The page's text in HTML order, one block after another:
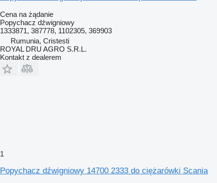
Cena na żądanie
Popychacz dźwigniowy
1333871, 387778, 1102305, 369903
Rumunia, Cristesti
ROYAL DRU AGRO S.R.L.
Kontakt z dealerem
1
Popychacz dźwigniowy 14700 2333 do ciężarówki Scania